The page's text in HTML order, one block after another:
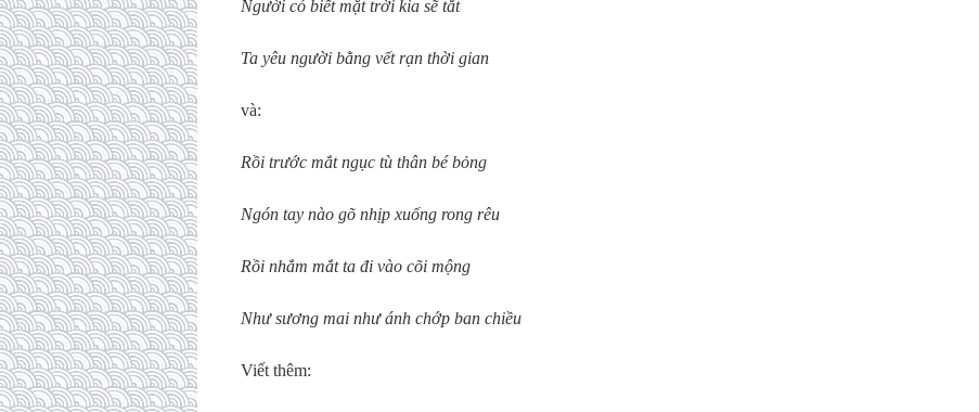
Người có biết mặt trời kia sẽ tắt
Ta yêu người bằng vết rạn thời gian
và:
Rồi trước mắt ngục tù thân bé bỏng
Ngón tay nào gõ nhịp xuống rong rêu
Rồi nhắm mắt ta đi vào cõi mộng
Như sương mai như ánh chớp ban chiều
Viết thêm: